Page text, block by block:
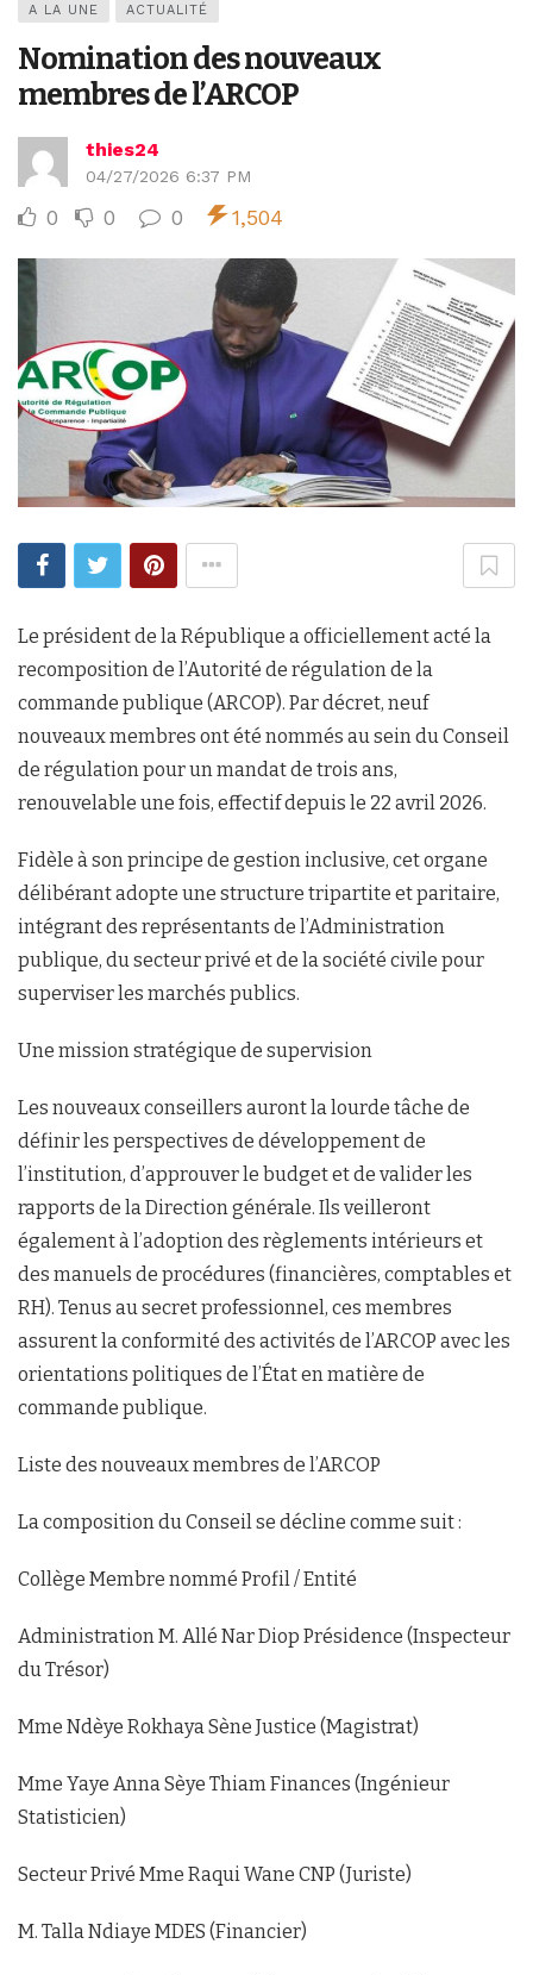
A LA UNE ACTUALITÉ
Nomination des nouveaux
membres de l’ARCOP
thies24
04/27/2026 6:37 PM
0 0 0 1,504
Le président de la République a officiellement acté la
recomposition de l’Autorité de régulation de la
commande publique (ARCOP). Par décret, neuf
nouveaux membres ont été nommés au sein du Conseil
de régulation pour un mandat de trois ans,
renouvelable une fois, effectif depuis le 22 avril 2026.
Fidèle à son principe de gestion inclusive, cet organe
délibérant adopte une structure tripartite et paritaire,
intégrant des représentants de l’Administration
publique, du secteur privé et de la société civile pour
superviser les marchés publics.
Une mission stratégique de supervision
Les nouveaux conseillers auront la lourde tâche de
définir les perspectives de développement de
l’institution, d’approuver le budget et de valider les
rapports de la Direction générale. Ils veilleront
également à l’adoption des règlements intérieurs et
des manuels de procédures (financières, comptables et
RH). Tenus au secret professionnel, ces membres
assurent la conformité des activités de l’ARCOP avec les
orientations politiques de l’État en matière de
commande publique.
Liste des nouveaux membres de l’ARCOP
La composition du Conseil se décline comme suit :
Collège Membre nommé Profil / Entité
Administration M. Allé Nar Diop Présidence (Inspecteur
du Trésor)
Mme Ndèye Rokhaya Sène Justice (Magistrat)
Mme Yaye Anna Sèye Thiam Finances (Ingénieur
Statisticien)
Secteur Privé Mme Raqui Wane CNP (Juriste)
M. Talla Ndiaye MDES (Financier)